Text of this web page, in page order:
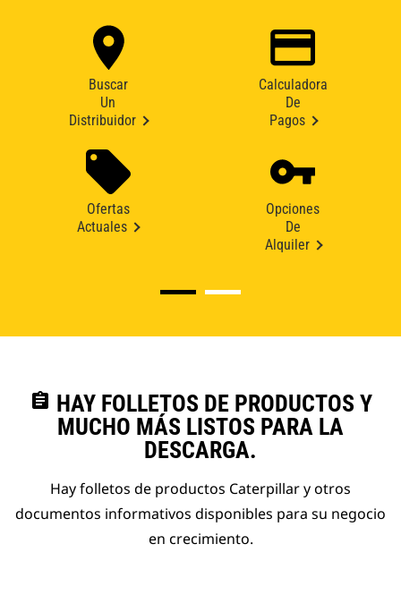
Buscar
Un
Distribuidor
Calculadora
De
Pagos
Ofertas
Actuales
Opciones
De
Alquiler
assignment HAY FOLLETOS DE PRODUCTOS Y
MUCHO MÁS LISTOS PARA LA
DESCARGA.
Hay folletos de productos Caterpillar y otros
documentos informativos disponibles para su negocio
en crecimiento.